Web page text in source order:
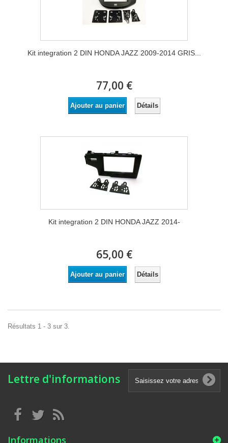
Kit integration 2 DIN HONDA JAZZ 2009-2014 GRIS...
77,00 €
Ajouter au panier Détails
Kit integration 2 DIN HONDA JAZZ 2014-
65,00 €
Ajouter au panier Détails
Résultats 1 - 3 sur 3.
Lettre d'informations
Informations